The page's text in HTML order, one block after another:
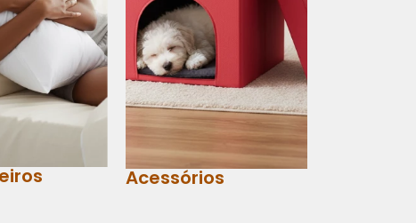
Acessórios